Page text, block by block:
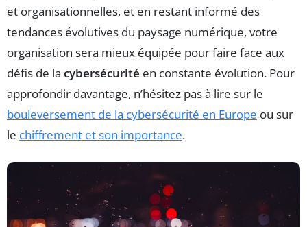
et organisationnelles, et en restant informé des
tendances évolutives du paysage numérique, votre
organisation sera mieux équipée pour faire face aux
défis de la cybersécurité en constante évolution. Pour
approfondir davantage, n’hésitez pas à lire sur le
bouleversement de la cybersécurité en Europe ou sur
le chiffrement et son importance.